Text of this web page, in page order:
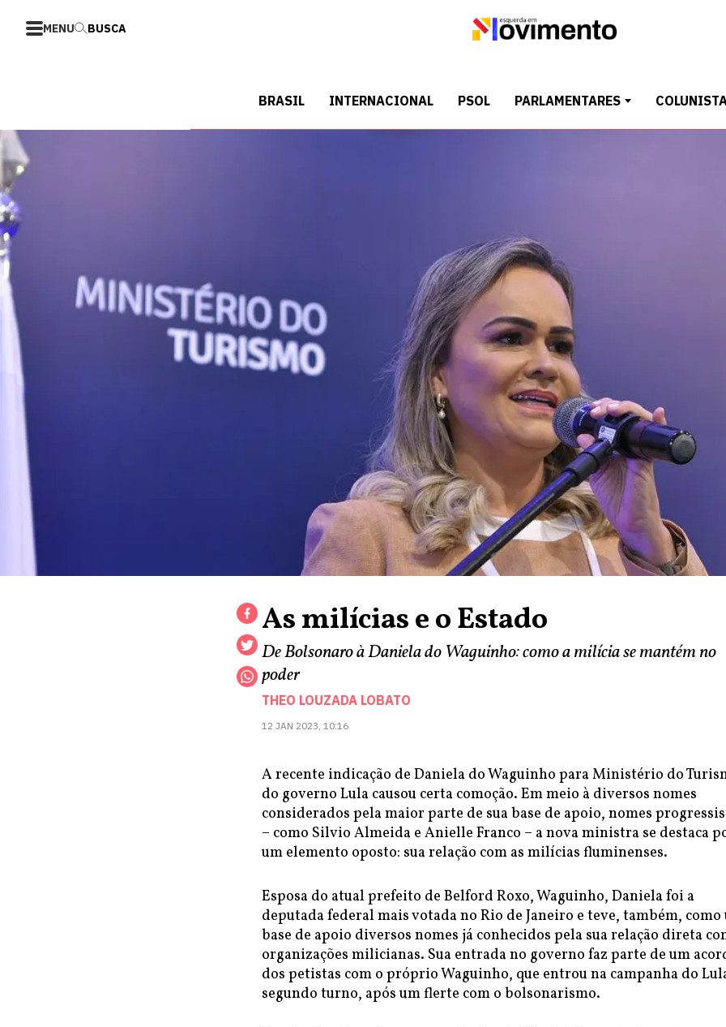
MENU BUSCA
BRASIL INTERNACIONAL PSOL PARLAMENTARES
As milícias e o Estado
De Bolsonaro à Daniela do Waguinho: como a milícia se mantém no
poder
THEO LOUZADA LOBATO
12 JAN 2023, 10:16
A recente indicação de Daniela do Waguinho para Ministério do
do governo Lula causou certa comoção. Em meio à diversos nomes
considerados pela maior parte de sua base de apoio, nomes
– como Silvio Almeida e Anielle Franco – a nova ministra se destaca
um elemento oposto: sua relação com as milícias fluminenses.
Esposa do atual prefeito de Belford Roxo, Waguinho, Daniela foi a
deputada federal mais votada no Rio de Janeiro e teve, também, como
base de apoio diversos nomes já conhecidos pela sua relação direta
organizações milicianas. Sua entrada no governo faz parte de um
dos petistas com o próprio Waguinho, que entrou na campanha do
segundo turno, após um flerte com o bolsonarismo.